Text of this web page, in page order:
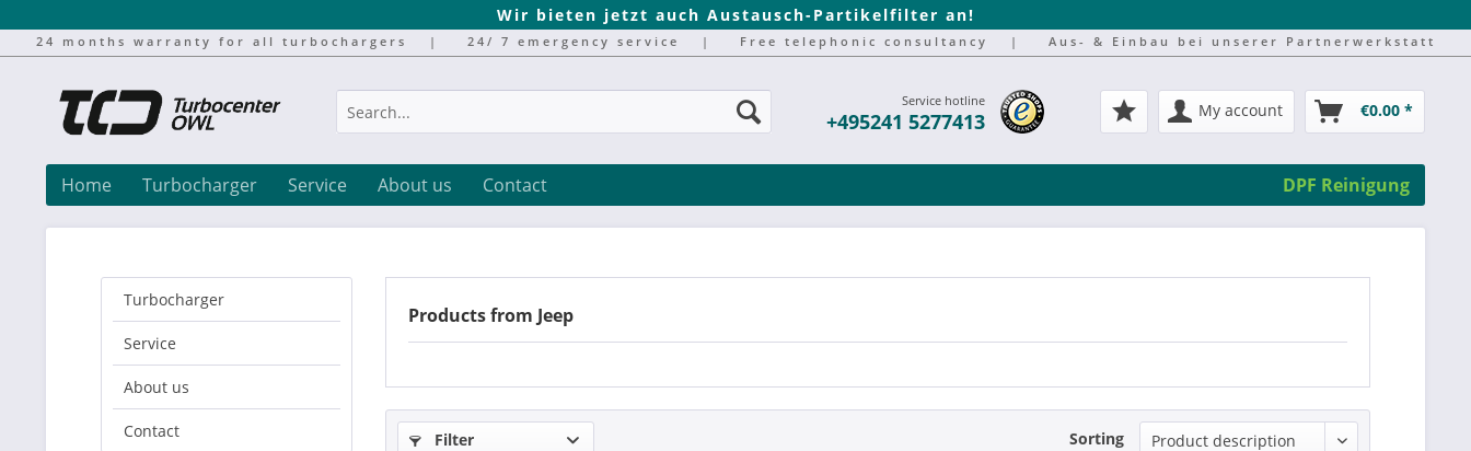
Wir bieten jetzt auch Austausch-Partikelfilter an!
24 months warranty for all turbochargers | 24/ 7 emergency service | Free telephonic consultancy | Aus- & Einbau bei unserer Partnerwerkstatt
Service hotline
+495241 5277413 My account €0.00 *
Home Turbocharger Service About us Contact DPF Reinigung
Turbocharger
Service
About us
Contact
Products from Jeep
Filter Sorting